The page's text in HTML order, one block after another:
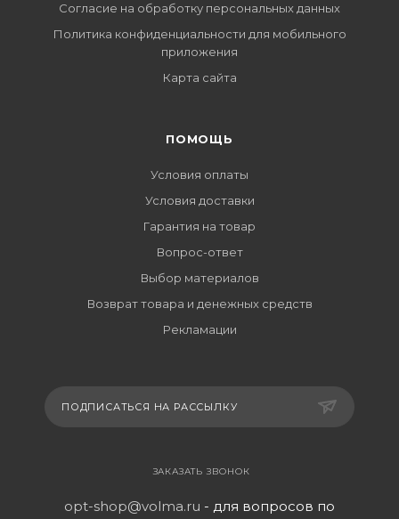
Согласие на обработку персональных данных
Политика конфиденциальности для мобильного
приложения
Карта сайта
ПОМОЩЬ
Условия оплаты
Условия доставки
Гарантия на товар
Вопрос-ответ
Выбор материалов
Возврат товара и денежных средств
Рекламации
ПОДПИСАТЬСЯ НА РАССЫЛКУ
ЗАКАЗАТЬ ЗВОНОК
opt-shop@volma.ru - для вопросов по